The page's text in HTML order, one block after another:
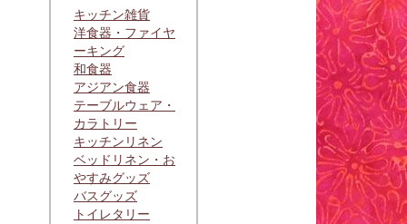
キッチン雑貨
洋食器・ファイヤ
ーキング
和食器
アジアン食器
テーブルウェア・
カラトリー
キッチンリネン
ベッドリネン・お
やすみグッズ
バスグッズ
トイレタリー